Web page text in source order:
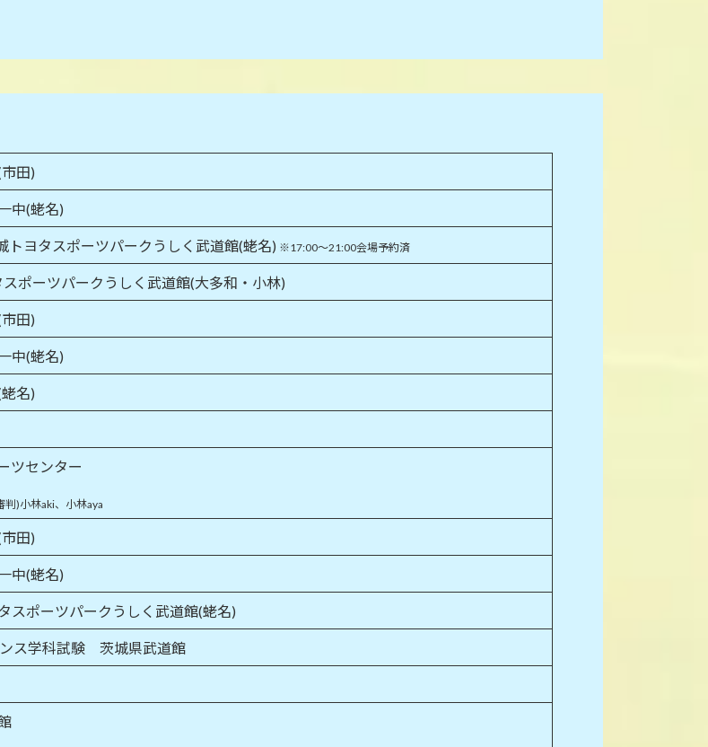
田)
中(蛯名)
トヨタスポーツパークうしく武道館(蛯名) ※17:00～21:00会場予約済
ポーツパークうしく武道館(大多和・小林)
田)
中(蛯名)
名)
ツセンター
)小林aki、小林aya
田)
中(蛯名)
スポーツパークうしく武道館(蛯名)
ス学科試験 茨城県武道館